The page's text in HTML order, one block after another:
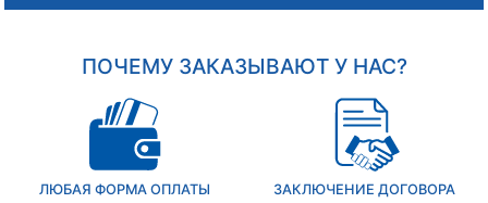
ПОЧЕМУ ЗАКАЗЫВАЮТ У НАС?
ЛЮБАЯ ФОРМА ОПЛАТЫ ЗАКЛЮЧЕНИЕ ДОГОВОРА